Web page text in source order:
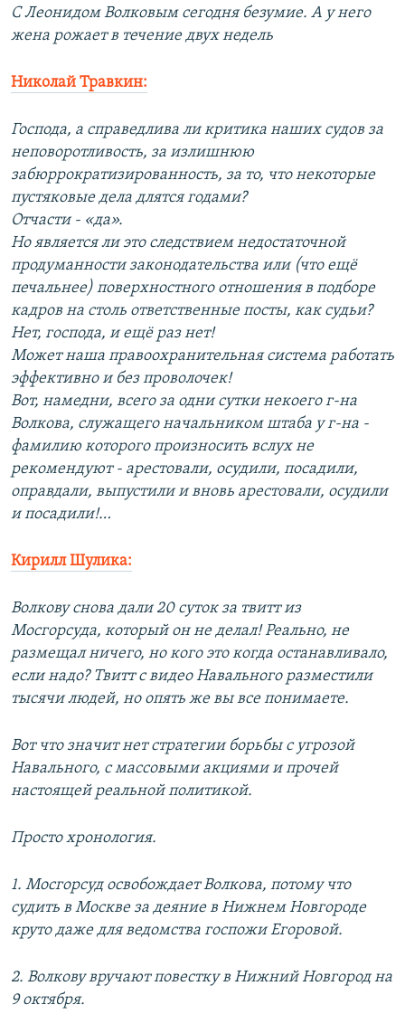
С Леонидом Волковым сегодня безумие. А у него
жена рожает в течение двух недель
Николай Травкин:
Господа, а справедлива ли критика наших судов за
неповоротливость, за излишнюю
забюррократизированность, за то, что некоторые
пустяковые дела длятся годами?
Отчасти - «да».
Но является ли это следствием недостаточной
продуманности законодательства или (что ещё
печальнее) поверхностного отношения в подборе
кадров на столь ответственные посты, как судьи?
Нет, господа, и ещё раз нет!
Может наша правоохранительная система работать
эффективно и без проволочек!
Вот, намедни, всего за одни сутки некоего г-на
Волкова, служащего начальником штаба у г-на -
фамилию которого произносить вслух не
рекомендуют - арестовали, осудили, посадили,
оправдали, выпустили и вновь арестовали, осудили
и посадили!…
Кирилл Шулика:
Волкову снова дали 20 суток за твитт из
Мосгорсуда, который он не делал! Реально, не
размещал ничего, но кого это когда останавливало,
если надо? Твитт с видео Навального разместили
тысячи людей, но опять же вы все понимаете.
Вот что значит нет стратегии борьбы с угрозой
Навального, с массовыми акциями и прочей
настоящей реальной политикой.
Просто хронология.
1. Мосгорсуд освобождает Волкова, потому что
судить в Москве за деяние в Нижнем Новгороде
круто даже для ведомства госпожи Егоровой.
2. Волкову вручают повестку в Нижний Новгород на
9 октября.